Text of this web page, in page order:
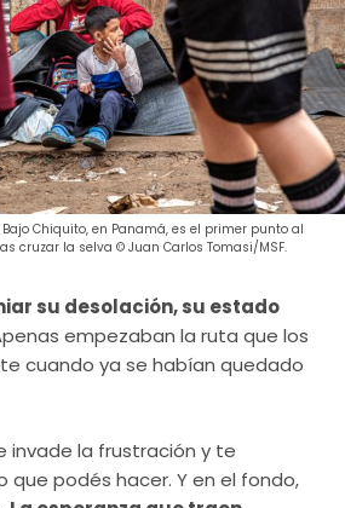
Chiquito, en Panamá, es el primer punto al
cruzar la selva © Juan Carlos Tomasi/MSF.
su desolación, su estado
empezaban la ruta que los
cuando ya se habían quedado
la frustración y te
que podés hacer. Y en el fondo,